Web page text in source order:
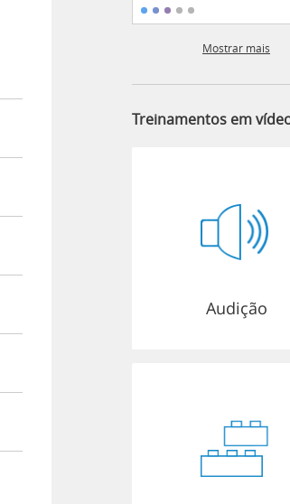
Mostrar mais
Treinamentos em
Audição